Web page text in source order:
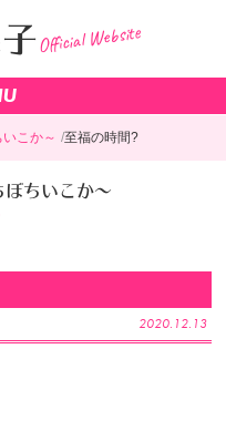
Official Website
こか～ 至福の時間?
ちいこか～
2020.12.13